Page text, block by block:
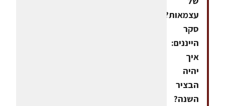
עצמאות?
סקר
הייננים:
איך
יהיה
הבציר
השנה?